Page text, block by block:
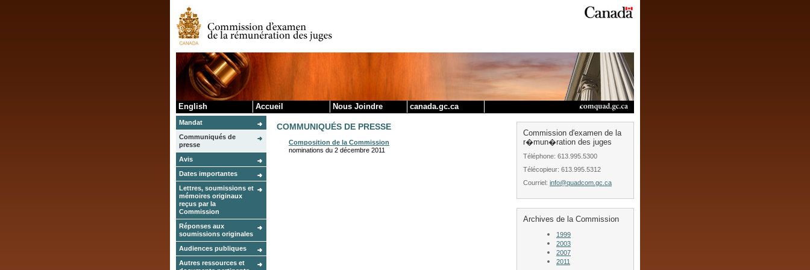
English Accueil Nous Joindre canada.gc.ca
Mandat
Communiqués de
presse
Avis
Dates importantes
Lettres, soumissions et
mémoires originaux
reçus par la
Commission
Réponses aux
soumissions originales
Audiences publiques
Autres ressources et
Commission d'examen de la
r�mun�ration des juges
Téléphone: 613.995.5300
Télécopieur: 613.995.5312
Courriel: info@quadcom.gc.ca
Archives de la Commission
1999
2003
2007
2011
COMMUNIQUÉS DE PRESSE
Composition de la Commission
nominations du 2 décembre 2011